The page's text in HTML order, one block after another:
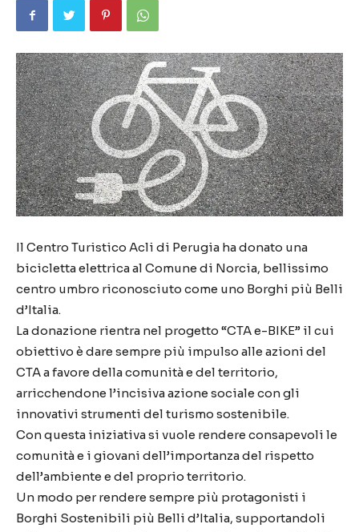
Il Centro Turistico Acli di Perugia ha donato una
bicicletta elettrica al Comune di Norcia, bellissimo
centro umbro riconosciuto come uno Borghi più Belli
d’Italia.
La donazione rientra nel progetto “CTA e-BIKE” il cui
obiettivo è dare sempre più impulso alle azioni del
CTA a favore della comunità e del territorio,
arricchendone l’incisiva azione sociale con gli
innovativi strumenti del turismo sostenibile.
Con questa iniziativa si vuole rendere consapevoli le
comunità e i giovani dell’importanza del rispetto
dell’ambiente e del proprio territorio.
Un modo per rendere sempre più protagonisti i
Borghi Sostenibili più Belli d’Italia, supportandoli